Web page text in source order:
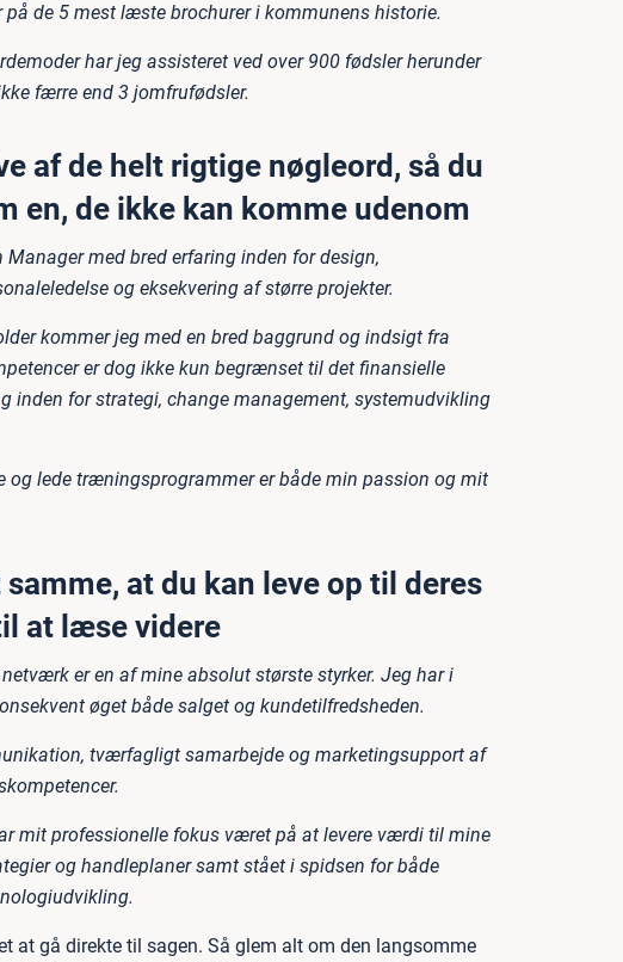
de 5 mest læste brochurer i kommunens historie.
har jeg assisteret ved over 900 fødsler herunder
færre end 3 jomfrufødsler.
af de helt rigtige nøgleord, så du
en, de ikke kan komme udenom
Manager med bred erfaring inden for design,
og eksekvering af større projekter.
kommer jeg med en bred baggrund og indsigt fra
er dog ikke kun begrænset til det finansielle
inden for strategi, change management, systemudvikling
og lede træningsprogrammer er både min passion og mit
at du kan leve op til deres
at læse videre
er en af mine absolut største styrker. Jeg har i
øget både salget og kundetilfredsheden.
tværfagligt samarbejde og marketingsupport af
mit professionelle fokus været på at levere værdi til mine
og handleplaner samt stået i spidsen for både
at gå direkte til sagen. Så glem alt om den langsomme